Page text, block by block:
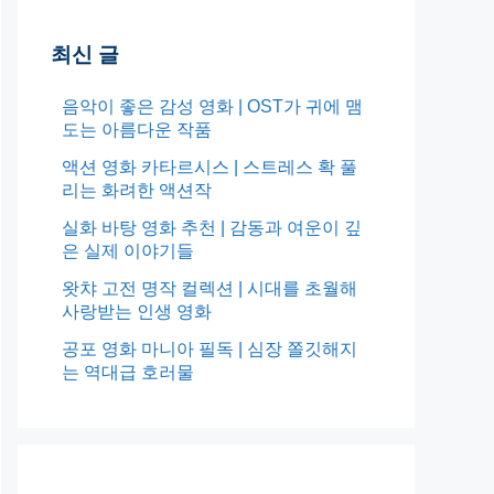
최신 글
음악이 좋은 감성 영화 | OST가 귀에 맴
도는 아름다운 작품
액션 영화 카타르시스 | 스트레스 확 풀
리는 화려한 액션작
실화 바탕 영화 추천 | 감동과 여운이 깊
은 실제 이야기들
왓챠 고전 명작 컬렉션 | 시대를 초월해
사랑받는 인생 영화
공포 영화 마니아 필독 | 심장 쫄깃해지
는 역대급 호러물